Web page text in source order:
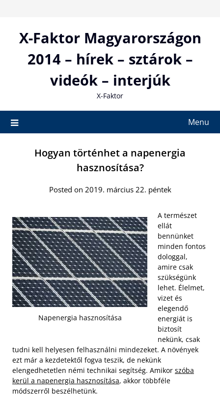
contentX-Faktor Magyarországon
2014 – hírek – sztárok –
videók – interjúk
X-Faktor
Menu
Hogyan történhet a napenergia
hasznosítása?
Posted on 2019. március 22. péntek
Napenergia hasznosítása
A természet
ellát
bennünket
minden fontos
dologgal,
amire csak
szükségünk
lehet. Élelmet,
vizet és
elegendő
energiát is
biztosít
nekünk, csak
tudni kell helyesen felhasználni mindezeket. A növények
ezt már a kezdetektől fogva teszik, de nekünk
elengedhetetlen némi technikai segítség. Amikor szóba
kerül a napenergia hasznosítása, akkor többféle
módszerről beszélhetünk.